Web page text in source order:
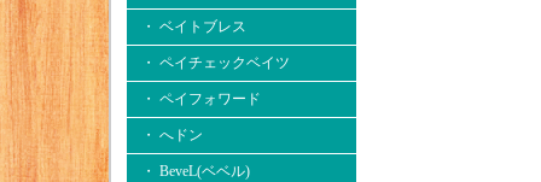
・ ベイトブレス
・ ペイチェックベイツ
・ ペイフォワード
・ へドン
・ BeveL(ベベル)